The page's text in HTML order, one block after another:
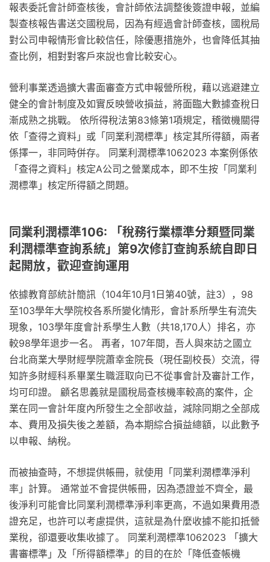
報表委託會計師查核後，會計師依法調整後簽證申報，並編
製查核報告書送交國稅局，因為有經過會計師查核，國稅局
對公司申報情形會比較信任，除優惠措施外，也會降低其抽
查比例，相對對客戶來說也會比較安心。
營利事業透過擴大書面審查方式申報營所稅，藉以逃避建立
健全的會計制度及如實反映營收損益，將面臨大數據查稅日
漸成熟之挑戰。 依所得稅法第83條第1項規定，稽徵機關得
依「查得之資料」或「同業利潤標準」核定其所得額，兩者
係擇一，非同時併存。 同業利潤標準1062023 本案例係依
「查得之資料」核定A公司之營業成本，即不生按「同業利
潤標準」核定所得額之問題。
同業利潤標準106: 「稅務行業標準分類暨同業
利潤標準查詢系統」第9次修訂查詢系統自即日
起開放，歡迎查詢運用
依據教育部統計簡訊（104年10月1日第40號，註3），98
至103學年大學院校各系所變化情形，會計系所學生有流失
現象，103學年度會計系學生人數（共18,170人）排名，亦
較98學年退步一名。 再者，107年間，吾人與來訪之國立
台北商業大學財經學院蕭幸金院長（現任副校長）交流，得
知許多財經科系畢業生職涯取向已不從事會計及審計工作，
均可印證。 顧名思義就是國稅局查核機率較高的案件，企
業在同一會計年度內所發生之全部收益，減除同期之全部成
本、費用及損失後之差額，為本期綜合損益總額，以此數予
以申報、納稅。
而被抽查時，不想提供帳冊，就使用「同業利潤標準淨利
率」計算。 通常並不會提供帳冊，因為憑證並不齊全，最
後淨利可能會比同業利潤標準淨利率更高，不過如果費用憑
證充足，也許可以考慮提供，這就是為什麼收據不能扣抵營
業稅，卻還要收集收據了。 同業利潤標準1062023 「擴大
書審標準」及「所得額標準」的目的在於「降低查帳機